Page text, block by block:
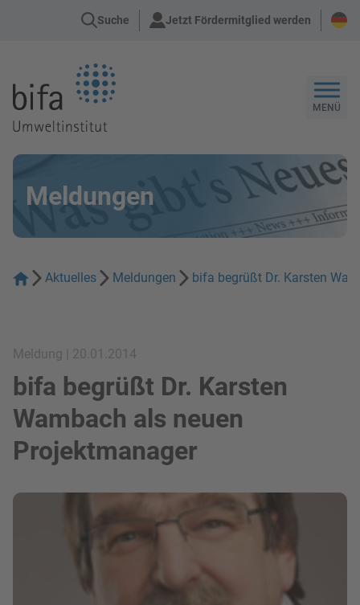
Suche Jetzt Fördermitglied werden
MENÜ
Meldungen
Aktuelles Meldungen bifa begrüßt Dr. Karsten
Meldung | 20.01.2014
bifa begrüßt Dr. Karsten
Wambach als neuen
Projektmanager
Bild in Lightbox zeigen